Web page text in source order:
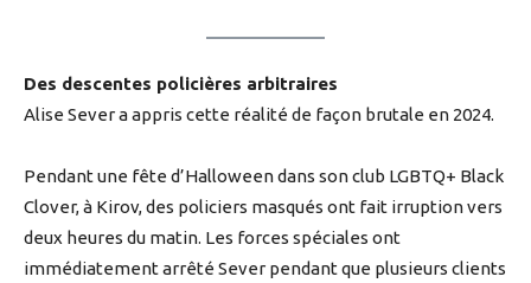
Des descentes policières arbitraires
Alise Sever a appris cette réalité de façon brutale en 2024.
Pendant une fête d’Halloween dans son club LGBTQ+ Black
Clover, à Kirov, des policiers masqués ont fait irruption vers
deux heures du matin. Les forces spéciales ont
immédiatement arrêté Sever pendant que plusieurs clients